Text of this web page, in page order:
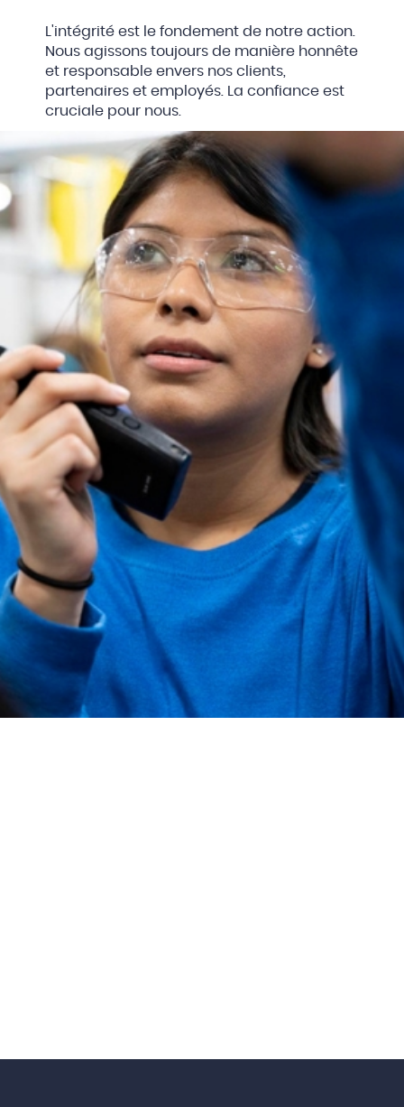
L'intégrité est le fondement de notre action.
Nous agissons toujours de manière honnête
et responsable envers nos clients,
partenaires et employés. La confiance est
cruciale pour nous.